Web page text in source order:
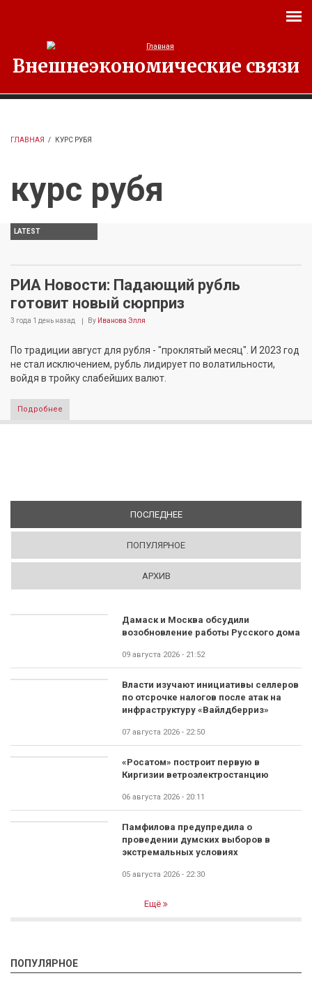
Внешнеэкономические связи
ГЛАВНАЯ / КУРС РУБЯ
курс рубя
LATEST
РИА Новости: Падающий рубль
готовит новый сюрприз
3 года 1 день назад By Иванова Элля
По традиции август для рубля - "проклятый месяц". И 2023 год
не стал исключением, рубль лидирует по волатильности,
войдя в тройку слабейших валют.
Подробнее
ПОСЛЕДНЕЕ(АКТИВНАЯ ВКЛАДКА)
ПОПУЛЯРНОЕ
АРХИВ
Дамаск и Москва обсудили
возобновление работы Русского дома
09 августа 2026 - 21:52
Власти изучают инициативы селлеров
по отсрочке налогов после атак на
инфраструктуру «Вайлдберриз»
07 августа 2026 - 22:50
«Росатом» построит первую в
Киргизии ветроэлектростанцию
06 августа 2026 - 20:11
Памфилова предупредила о
проведении думских выборов в
экстремальных условиях
05 августа 2026 - 22:30
Ещё
ПОПУЛЯРНОЕ